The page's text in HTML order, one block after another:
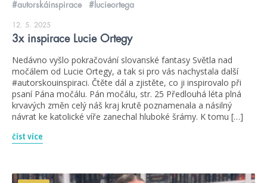
#autorskáinspirace #lucieortega
12. 5. 2025
3x inspirace Lucie Ortegy
Nedávno vyšlo pokračování slovanské fantasy Světla nad
močálem od Lucie Ortegy, a tak si pro vás nachystala další
#autorskouinspiraci. Čtěte dál a zjistěte, co ji inspirovalo při
psaní Pána močálu. Pán močálu, str. 25 Předlouhá léta plná
krvavých změn celý náš kraj krutě poznamenala a násilný
návrat ke katolické víře zanechal hluboké šrámy. K tomu […]
číst více